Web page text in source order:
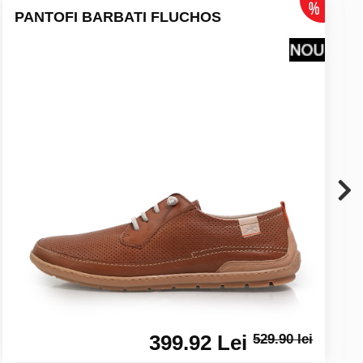
PANTOFI BARBATI FLUCHOS
399.92 Lei529.90 lei